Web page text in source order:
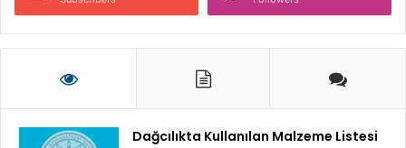
Dağcılıkta Kullanılan Malzeme Listesi